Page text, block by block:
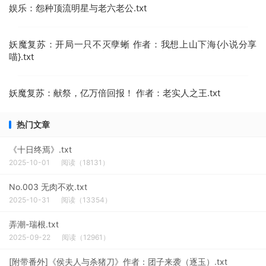
娱乐：怨种顶流明星与老六老公.txt
妖魔复苏：开局一只不灭孽蜥 作者：我想上山下海{小说分享
喵}.txt
妖魔复苏：献祭，亿万倍回报！ 作者：老实人之王.txt
热门文章
《十日终焉》.txt
2025-10-01 阅读（18131）
No.003 无肉不欢.txt
2025-10-31 阅读（13354）
弄潮-瑞根.txt
2025-09-22 阅读（12961）
[附带番外]《侯夫人与杀猪刀》作者：团子来袭（逐玉）.txt